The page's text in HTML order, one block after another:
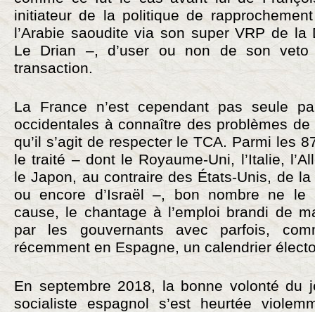
initiateur de la politique de
l’Arabie saoudite via son super VRP de la
Le Drian –, d’user ou non de son
transaction.
La France n’est cependant pas seule
occidentales à connaître des problèmes
qu’il s’agit de respecter le TCA. Parmi les
le traité – dont le Royaume-Uni, l’Italie,
le Japon, au contraire des États-Unis, de
ou encore d’Israël –, bon nombre ne le
cause, le chantage à l’emploi brandi de
par les gouvernants avec parfois,
récemment en Espagne, un calendrier
En septembre 2018, la bonne volonté du
socialiste espagnol s’est heurtée